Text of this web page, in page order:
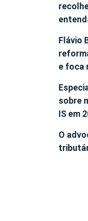
Flávio
e foca
sobre
IS em
O